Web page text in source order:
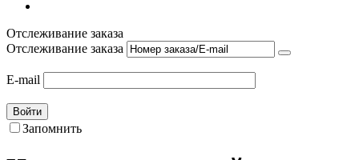
Отслеживание заказа
Отслеживание заказа
E-mail
Войти
Запомнить